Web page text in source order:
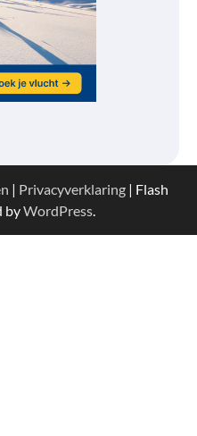
| Privacyverklaring | Flash
byWordPress.